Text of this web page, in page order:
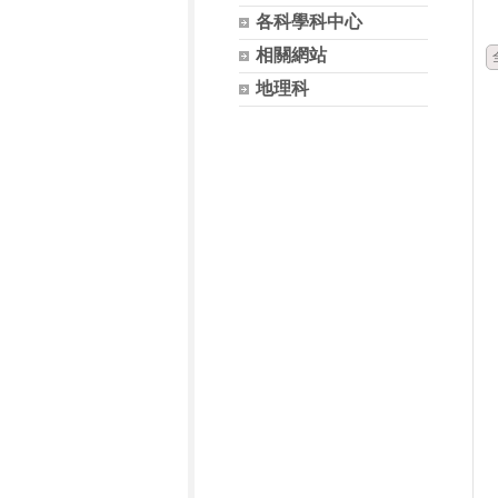
各科學科中心
相關網站
地理科